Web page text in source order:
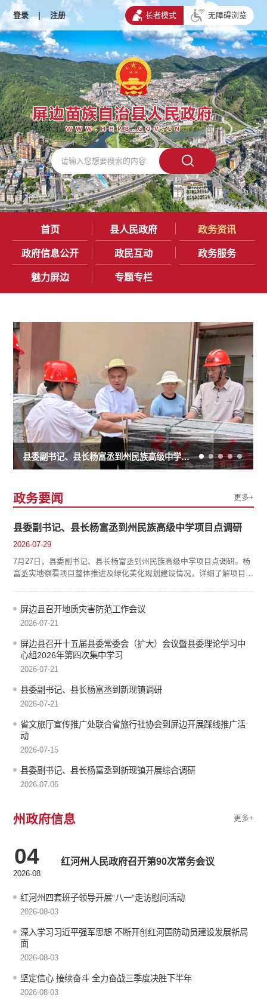
登录 | 注册 长者模式 无障碍浏览
首页 县人民政府 政务资讯
政府信息公开 政民互动 政务服务
魅力屏边 专题专栏
县委副书记、县长杨富丞到州民族高级中学项目点调研
政务要闻
县委副书记、县长杨富丞到州民族高级中学项目点调研
2026-07-29
7月27日，县委副书记、县长杨富丞到州民族高级中学项目点调研。杨
富丞实地察看项目整体推进及绿化美化规划建设情况，详细了解项目推
定时间节点倒排工期、挂图作战，抢抓施工黄金期，确保如期完成建设
任务；绿化美化方面要着眼长远，与校园功能布局和民族文化特色相融
屏边县召开地质灾害防范工作会议
2026-07-21
屏边县召开十五届县委常委会（扩大）会议暨县委理论学习中
心组2026年第四次集中学习
2026-07-21
县委副书记、县长杨富丞到新现镇调研
2026-07-21
省文旅厅宣传推广处联合省旅行社协会到屏边开展踩线推广活
动
2026-07-15
县委副书记、县长杨富丞到新现镇开展综合调研
2026-07-06
更多+
州政府信息
04
2026-08
红河州人民政府召开第90次常务会议
红河州四套班子领导开展“八一”走访慰问活动
2026-08-03
深入学习习近平强军思想 不断开创红河国防动员建设发展新局
面
2026-08-03
坚定信心 接续奋斗 全力奋战三季度决胜下半年
2026-08-03
更多+